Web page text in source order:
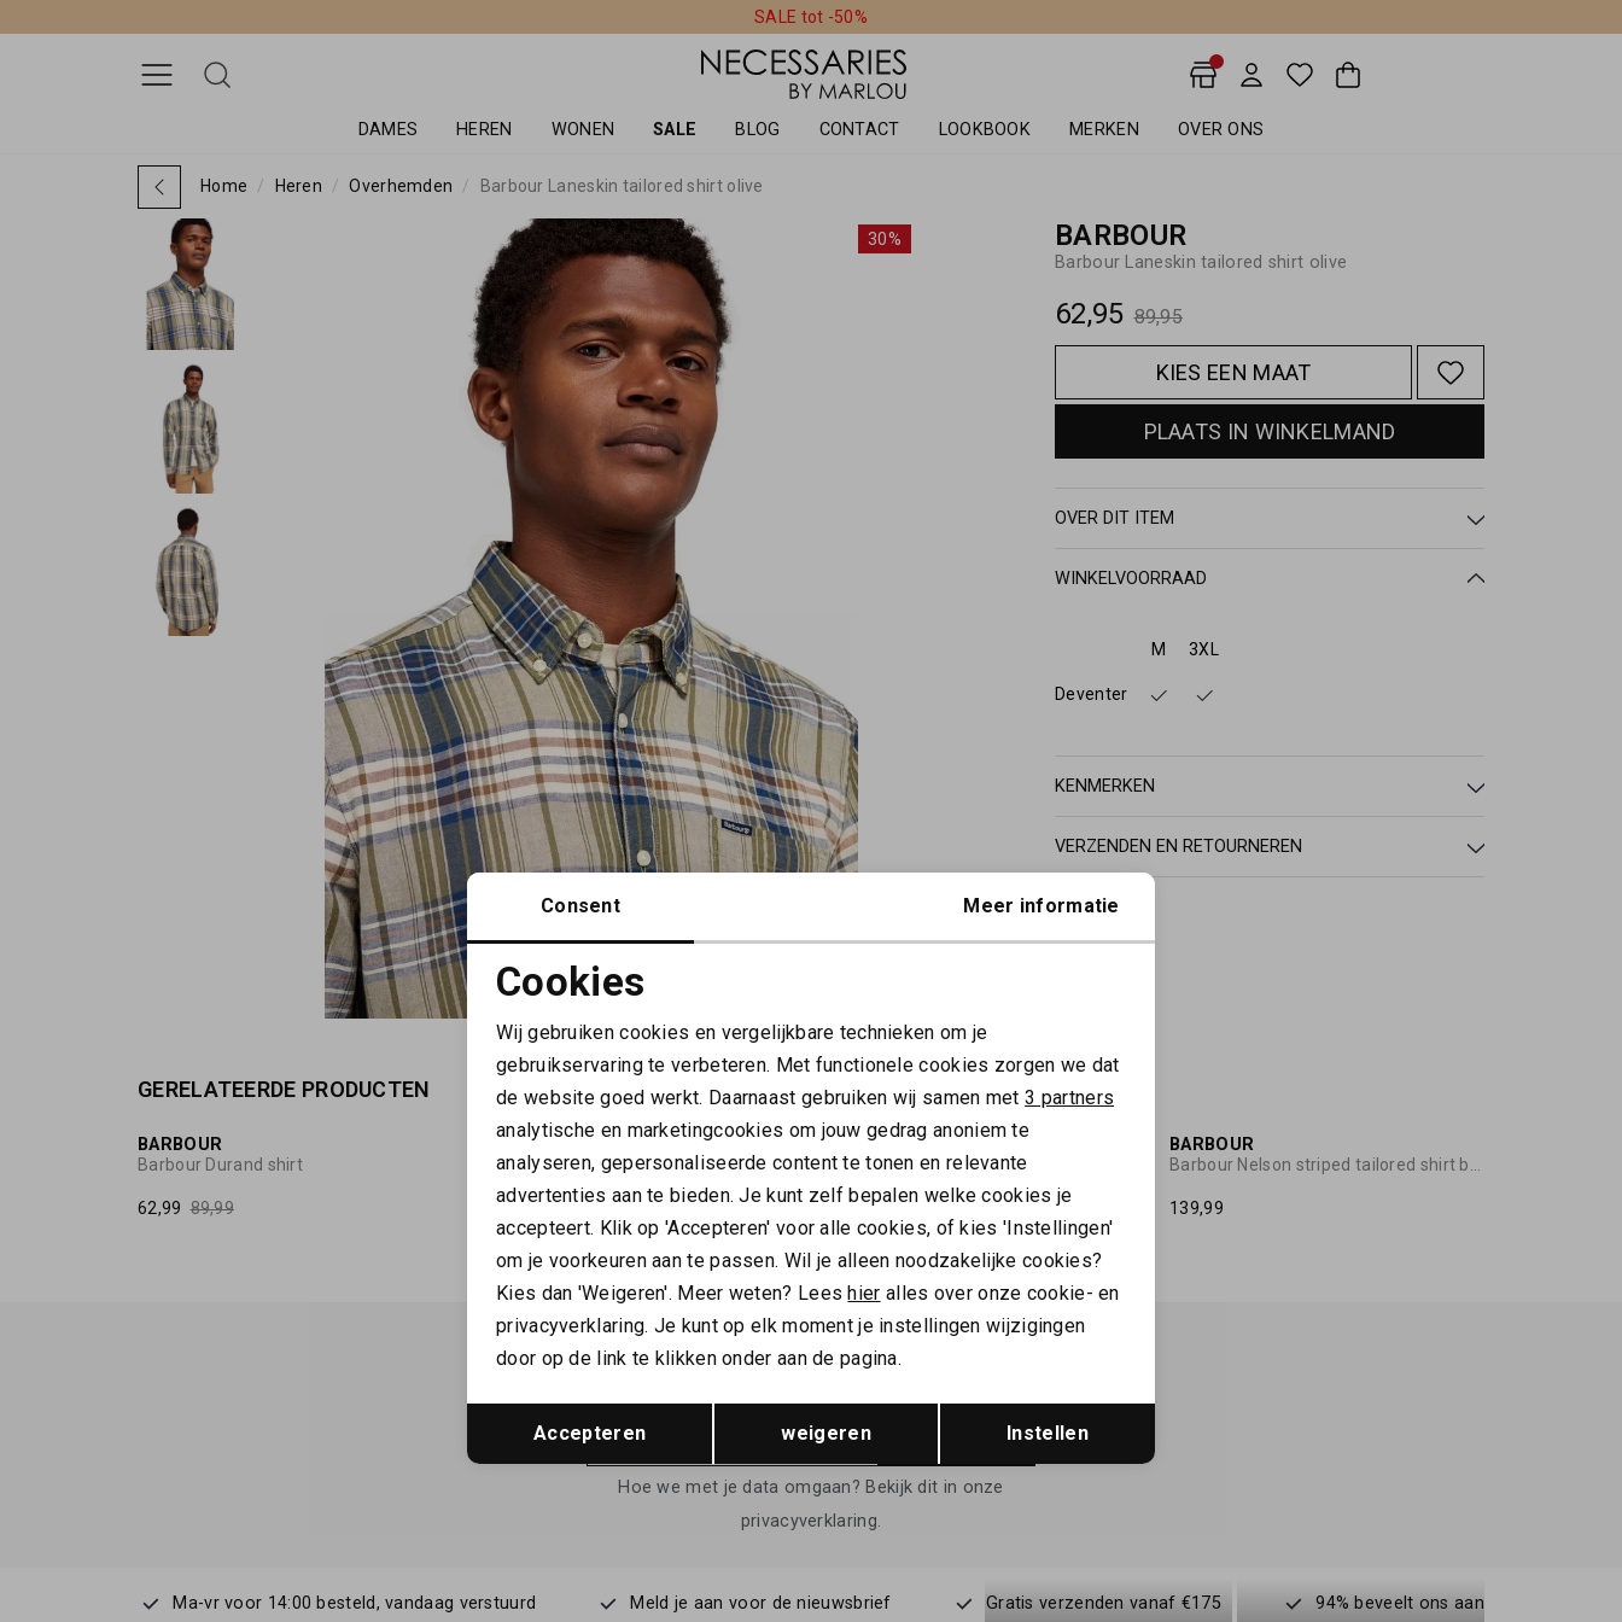
SALE tot -50%
DAMES HEREN WONEN SALE BLOG CONTACT LOOKBOOK MERKEN OVER ONS
Home Heren Overhemden Barbour Laneskin tailored shirt olive
30% BARBOUR
Barbour Laneskin tailored shirt olive
62,95 89,95
KIES EEN MAAT
PLAATS IN WINKELMAND
OVER DIT ITEM
WINKELVOORRAAD
M 3XL
Deventer
KENMERKEN
VERZENDEN EN RETOURNEREN
GERELATEERDE PRODUCTEN
SALE
BARBOUR
Barbour Durand shirt
62,99 89,99
NIEUW
BARBOUR
Barbour Deerpark Striped Summer Fit Shirt
89,99
SALE
BARBOUR
Barbour x Paul Smith Swale shirt
183,99 229,99
BARBOUR
139,99
ALTIJD ALS EERSTE OP DE HOOGTE ZIJN?
AANMELDEN
Hoe we met je data omgaan? Bekijk dit in onze
privacyverklaring.
Ma-vr voor 14:00 besteld, vandaag verstuurd Meld je aan voor de nieuwsbrief Gratis verzenden vanaf €175 94% beveelt ons aan
Noodzakelijke cookies
Analytische cookies Marketing cookies
Terug Opslaan
Consent Meer informatie
Cookies
Wij gebruiken cookies en vergelijkbare technieken om je
gebruikservaring te verbeteren. Met functionele cookies zorgen we dat
de website goed werkt. Daarnaast gebruiken wij samen met3 partners
analytische en marketingcookies om jouw gedrag anoniem te
analyseren, gepersonaliseerde content te tonen en relevante
advertenties aan te bieden. Je kunt zelf bepalen welke cookies je
accepteert. Klik op 'Accepteren' voor alle cookies, of kies 'Instellingen'
om je voorkeuren aan te passen. Wil je alleen noodzakelijke cookies?
Kies dan 'Weigeren'. Meer weten? Leeshier alles over onze cookie- en
privacyverklaring. Je kunt op elk moment je instellingen wijzigingen
door op de link te klikken onder aan de pagina.
Accepteren weigeren Instellen